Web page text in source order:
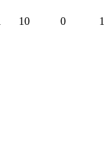
10 0 1